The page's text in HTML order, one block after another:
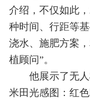
介绍，不仅如此
种时间、行距等
浇水、施肥方案
植顾问”。
他展示了无人
米田光感图：红